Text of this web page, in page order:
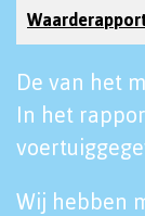
Waarderapport
De van het
In het
Wij hebben